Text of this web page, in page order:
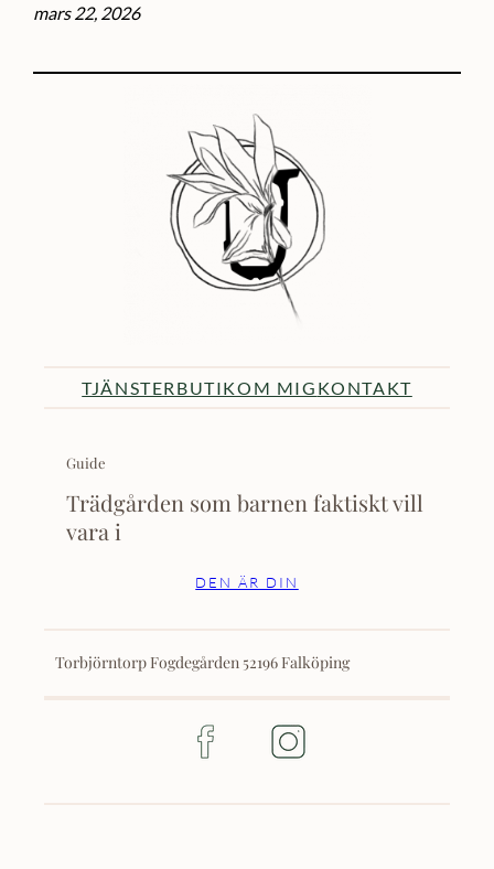
mars 22, 2026
TJÄNSTER BUTIKOM MIG KONTAKT
Guide
Trädgården som barnen faktiskt vill
vara i
DEN ÄR DIN
Torbjörntorp Fogdegården 52196 Falköping